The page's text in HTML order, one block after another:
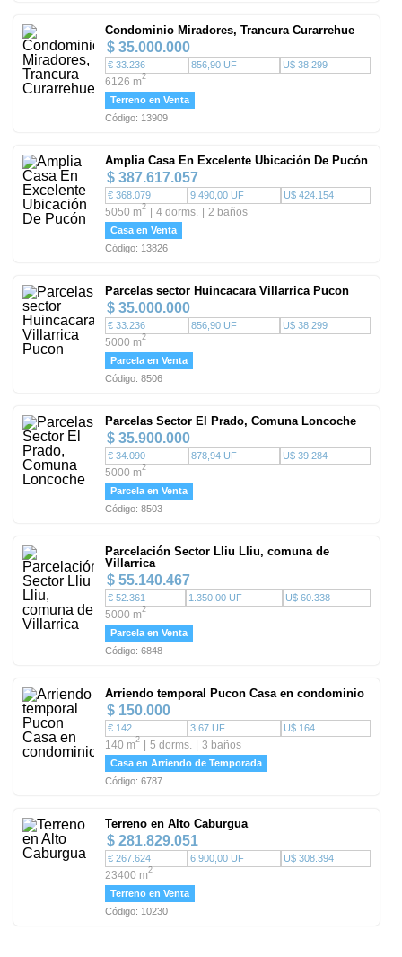
Condominio Miradores, Trancura Curarrehue
$ 35.000.000
€ 33.236 856,90 UF U$ 38.299
6126 m2
Terreno en Venta
Código: 13909
Amplia Casa En Excelente Ubicación De Pucón
$ 387.617.057
€ 368.079 9.490,00 UF U$ 424.154
5050 m2 4 dorms. 2 baños
Casa en Venta
Código: 13826
Parcelas sector Huincacara Villarrica Pucon
$ 35.000.000
€ 33.236 856,90 UF U$ 38.299
5000 m2
Parcela en Venta
Código: 8506
Parcelas Sector El Prado, Comuna Loncoche
$ 35.900.000
€ 34.090 878,94 UF U$ 39.284
5000 m2
Parcela en Venta
Código: 8503
Parcelación Sector Lliu Lliu, comuna de
Villarrica
$ 55.140.467
€ 52.361 1.350,00 UF U$ 60.338
5000 m2
Parcela en Venta
Código: 6848
Arriendo temporal Pucon Casa en condominio
$ 150.000
€ 142 3,67 UF U$ 164
140 m2 5 dorms. 3 baños
Casa en Arriendo de Temporada
Código: 6787
Terreno en Alto Caburgua
$ 281.829.051
€ 267.624 6.900,00 UF U$ 308.394
23400 m2
Terreno en Venta
Código: 10230